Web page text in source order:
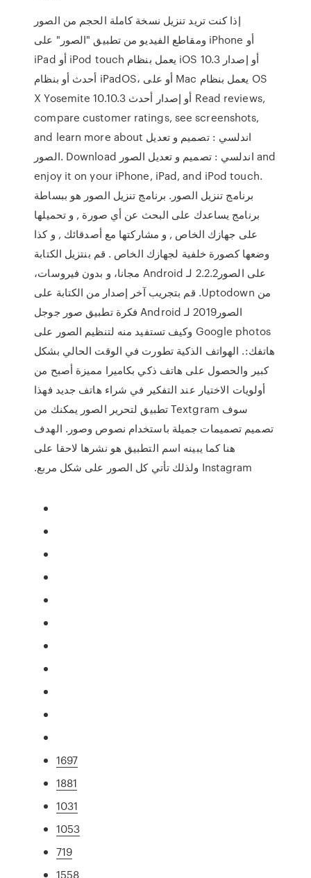
إذا كنت تريد تنزيل نسخة كاملة الحجم من الصور
ومقاطع الفيديو من تطبيق "الصور" على iPhone أو
iPad أو iPod touch يعمل بنظام iOS 10.3 أو إصدار
أحدث أو بنظام iPadOS، أو على Mac يعمل بنظام OS
X Yosemite 10.10.3 أو إصدار أحدث ‎Read reviews,
compare customer ratings, see screenshots,
and learn more about اندلسي : تصميم و تعديل
الصور. Download اندلسي : تصميم و تعديل الصور and
enjoy it on your iPhone, iPad, and iPod touch.
برنامج تنزيل الصور. برنامج تنزيل الصور هو ببساطة
برنامج يساعدك على البحث عن أي صورة , و تحميلها
على جهازك الخاص , و مشاركتها مع أصدقائك , و كذا
وضعها كصورة خلفية لجهازك الخاص . ‫قم بنتزيل الكتابة
على الصور2.2.2 لـ Android مجانا، و بدون فيروسات،
من Uptodown. قم بتجريب آخر إصدار من الكتابة على
الصور2019 لـ Android فكرة تطبيق صور جوجل
Google photos وكيف تستفيد منه لتنظيم الصور على
هاتفك:. الهواتف الذكية تطورت في الوقت الحالي بشكل
كبير والحصول على هاتف ذكي بكاميرا مميزة أصبح من
أولويات الاختيار عند التفكير في شراء هاتف جديد فهذا
سوف Textgram تطبيق لتحرير الصور يمكنك من
تصميم تصميمات جميلة باستخدام نصوص وصور. الهدف
هنا كما يبينه اسم التطبيق هو نشرها لاحقا على
Instagram ولذلك تأتي كل الصور على شكل مربع.
1697
1881
1031
1053
719
1558